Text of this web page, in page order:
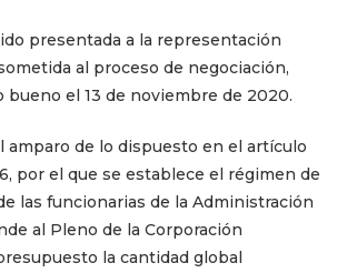
presentada a la representación
al proceso de negociación,
el 13 de noviembre de 2020.
amparo de lo dispuesto en el artículo
por el que se establece el régimen de
las funcionarias de la Administración
al Pleno de la Corporación
la cantidad global